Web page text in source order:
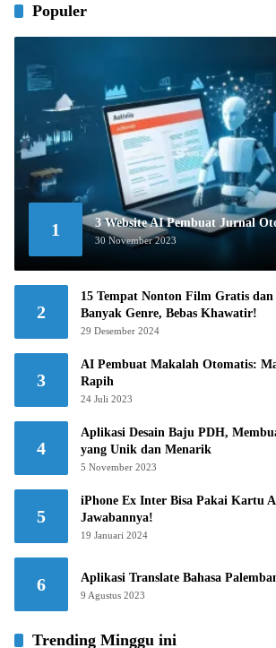
Populer
1 3 Website AI Pembuat Jurnal
30 November 2023
2
15 Tempat Nonton Film Gratis
Banyak Genre, Bebas Khawatir!
29 Desember 2024
3
AI Pembuat Makalah Otomatis:
Rapih
24 Juli 2023
4
Aplikasi Desain Baju PDH,
yang Unik dan Menarik
5 November 2023
5
iPhone Ex Inter Bisa Pakai Kartu
Jawabannya!
19 Januari 2024
6 Aplikasi Translate Bahasa
9 Agustus 2023
Trending Minggu ini